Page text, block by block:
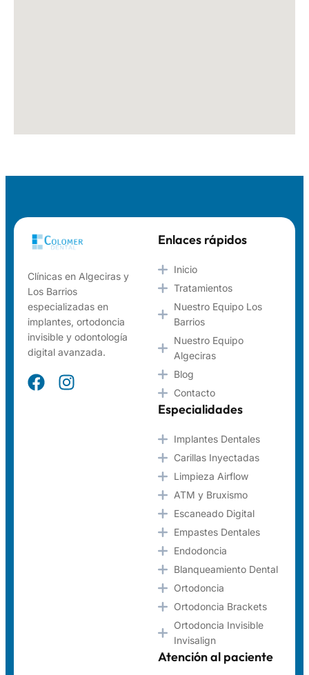
Clínicas en Algeciras y
Los Barrios
especializadas en
implantes, ortodoncia
invisible y odontología
digital avanzada.
Enlaces rápidos
Inicio
Tratamientos
Nuestro Equipo Los
Barrios
Nuestro Equipo
Algeciras
Blog
Contacto
Especialidades
Implantes Dentales
Carillas Inyectadas
Limpieza Airflow
ATM y Bruxismo
Escaneado Digital
Empastes Dentales
Endodoncia
Blanqueamiento Dental
Ortodoncia
Ortodoncia Brackets
Ortodoncia Invisible
Invisalign
Atención al paciente